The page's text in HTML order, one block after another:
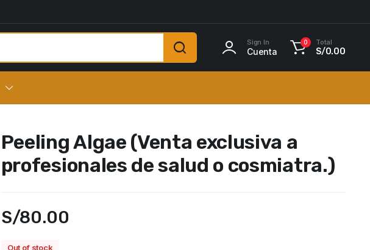
Sign In
Cuenta
0 Total
S/0.00
Peeling Algae (Venta exclusiva a
profesionales de salud o cosmiatra.)
S/80.00
Out of stock